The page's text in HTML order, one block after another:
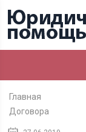
Главная
Договора